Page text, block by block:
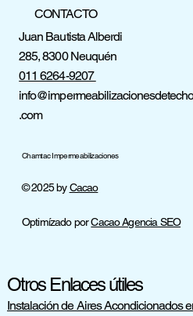
recubrimiento por encima
poliuretánica. Esto dota al
frente al tránsito. Para más
nuestra guía sobre
transitables.
Chamtac Impermeabilizaciones
© 2025 byCacao
Optimízado porCacao Agencia SEO
CONTACTO
Juan Bautista Alberdi
285, 8300 Neuquén
011 6264-9207
.com
Otros Enlaces útiles
Instalación de Aires Acondicionados